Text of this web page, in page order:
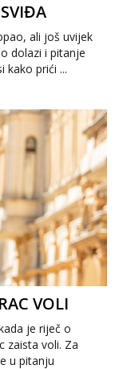
ali još uvijek
dolazi i pitanje
kako prići ...
VOLI
je riječ o
zaista voli. Za
u pitanju